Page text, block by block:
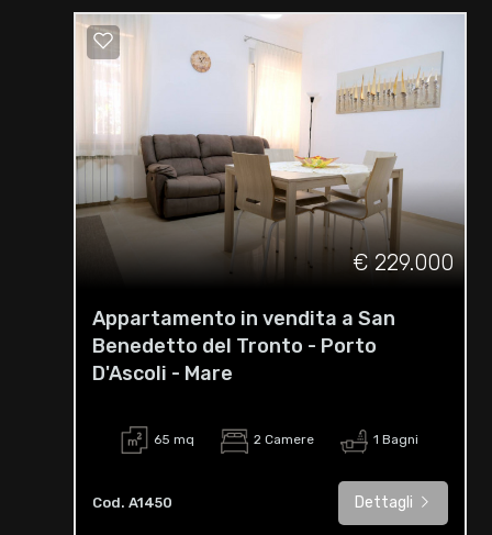
€ 229.000
Appartamento in vendita a San
Benedetto del Tronto - Porto
D'Ascoli - Mare
65 mq 2 Camere 1 Bagni
Cod. A1450 Dettagli